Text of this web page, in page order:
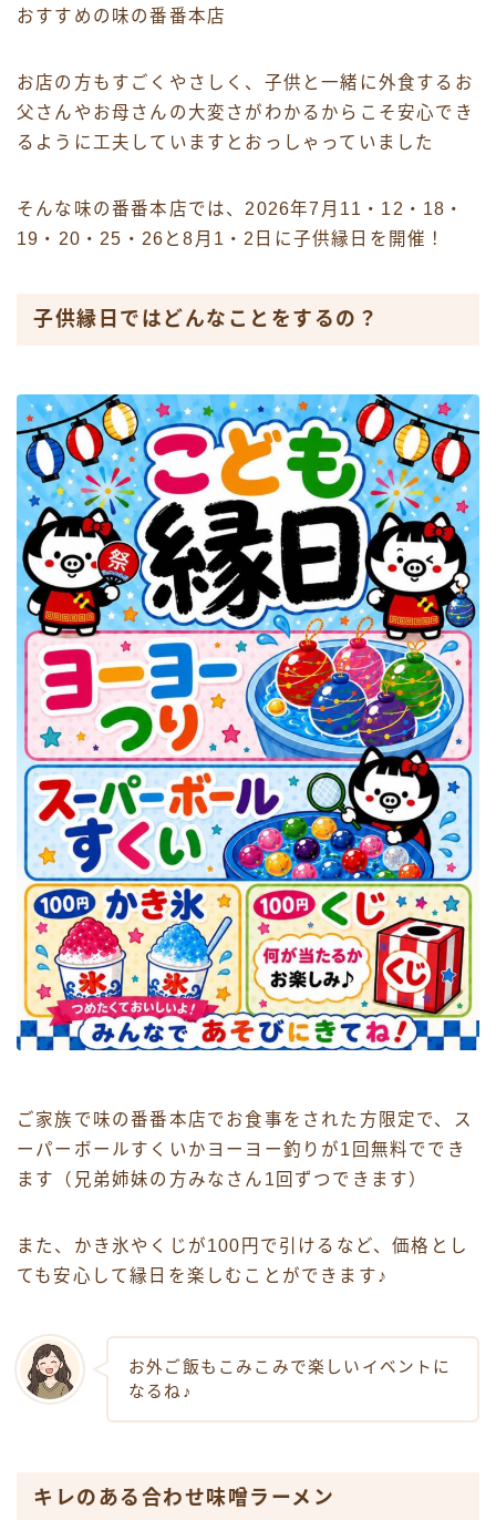
おすすめの味の番番本店
お店の方もすごくやさしく、子供と一緒に外食するお
父さんやお母さんの大変さがわかるからこそ安心でき
るように工夫していますとおっしゃっていました
そんな味の番番本店では、2026年7月11・12・18・
19・20・25・26と8月1・2日に子供縁日を開催！
子供縁日ではどんなことをするの？
ご家族で味の番番本店でお食事をされた方限定で、ス
ーパーボールすくいかヨーヨー釣りが1回無料ででき
ます（兄弟姉妹の方みなさん1回ずつできます）
また、かき氷やくじが100円で引けるなど、価格とし
ても安心して縁日を楽しむことができます♪
お外ご飯もこみこみで楽しいイベントに
なるね♪
キレのある合わせ味噌ラーメン